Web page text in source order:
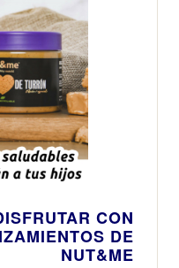
CON
DE
NUT&ME